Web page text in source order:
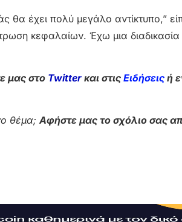
θα έχει πολύ μεγάλο αντίκτυπο,”
κεφαλαίων. Έχω μια
μας στο Twitter και στις Ειδήσεις ή
θέμα;Αφήστε μας το σχόλιο σας